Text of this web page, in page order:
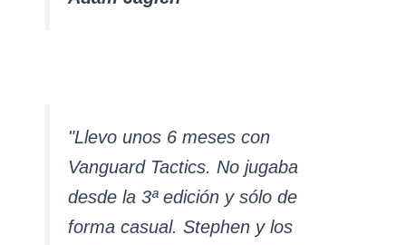
"Llevo unos 6 meses con
Vanguard Tactics. No jugaba
desde la 3ª edición y sólo de
forma casual. Stephen y los